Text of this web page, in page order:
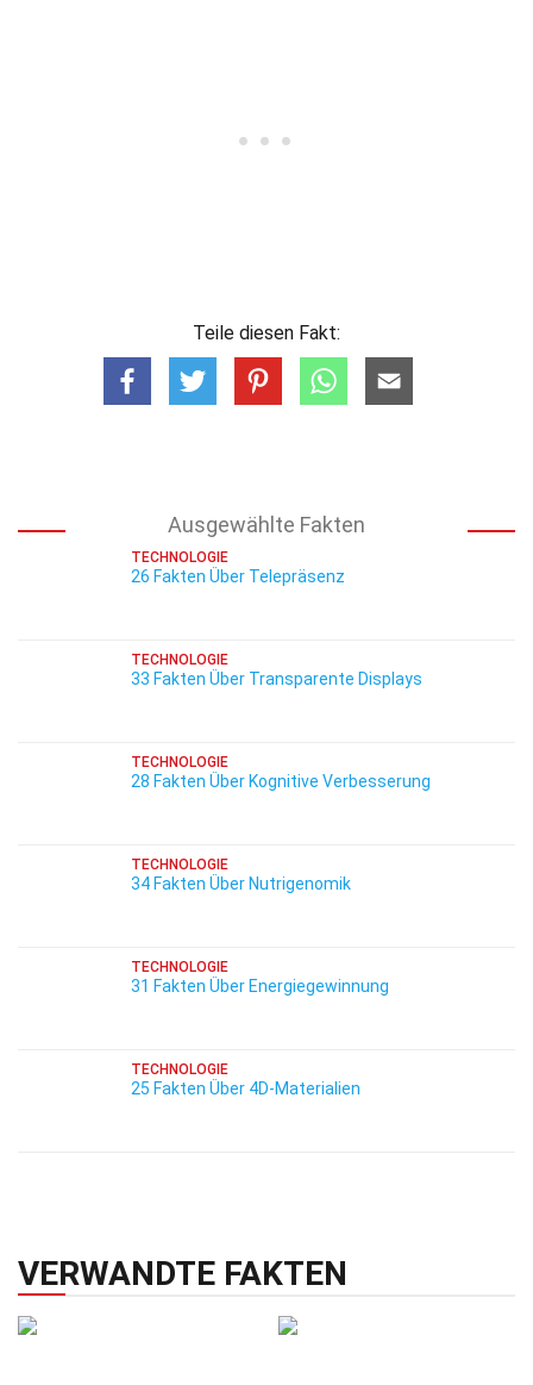
Teile diesen Fakt:
Ausgewählte Fakten
TECHNOLOGIE
26 Fakten Über Telepräsenz
TECHNOLOGIE
33 Fakten Über Transparente Displays
TECHNOLOGIE
28 Fakten Über Kognitive Verbesserung
TECHNOLOGIE
34 Fakten Über Nutrigenomik
TECHNOLOGIE
31 Fakten Über Energiegewinnung
TECHNOLOGIE
25 Fakten Über 4D-Materialien
VERWANDTE FAKTEN